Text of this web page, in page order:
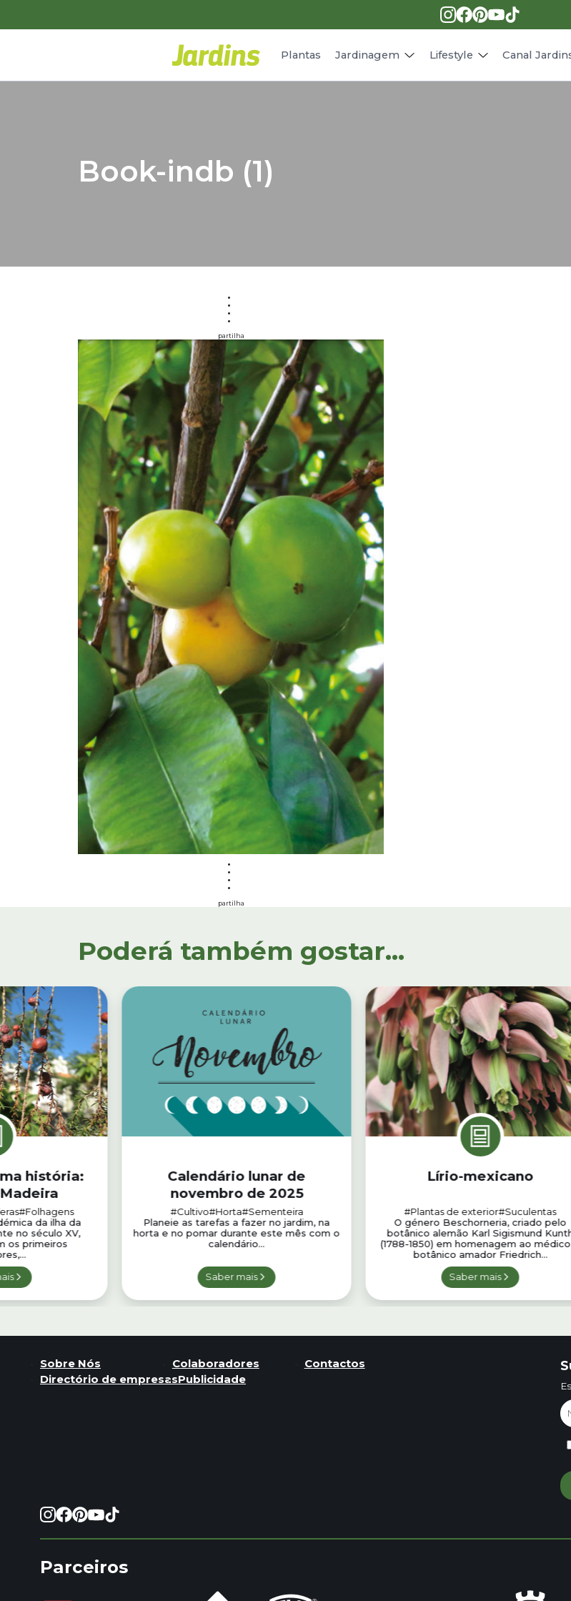
Plantas Jardinagem Lifestyle
Receitas
Canal
Book-indb (1)
partilha
partilha
Poderá também gostar...
história:
#Folhagens
da ilha da
no século XV,
os primeiros
Calendário lunar de
novembro de 2025
#Cultivo#Horta#Sementeira
Planeie as tarefas a fazer no jardim, na
horta e no pomar durante este mês com o
calendário...
Saber mais
Lírio-mexicano
#Plantas de exterior#Suculentas
O género Beschorneria, criado pelo
botânico alemão Karl Sigismund
(1788-1850) em homenagem ao
botânico amador Friedrich...
Saber mais
Sobre Nós Colaboradores
Contactos
Directório de empresasPublicidade
Parceiros